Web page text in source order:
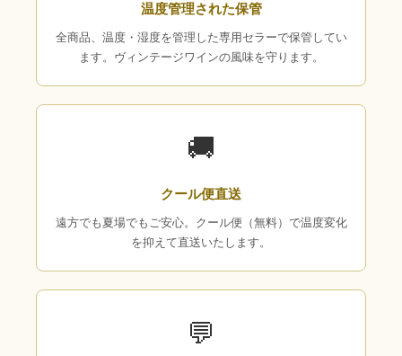
温度管理された保管
全商品、温度・湿度を管理した専用セラーで保管してい
ます。ヴィンテージワインの風味を守ります。
🚚
クール便直送
遠方でも夏場でもご安心。クール便（無料）で温度変化
を抑えて直送いたします。
💬